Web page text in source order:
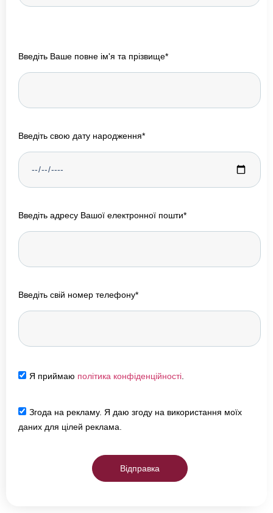
Введіть Ваше повне ім'я та прізвище*
Введіть свою дату народження*
Введіть адресу Вашої електронної пошти*
Введіть свій номер телефону*
Я приймаю політика конфіденційності
Згода на рекламу. Я даю згоду на використання моїх
даних для цілей реклама.
Відправка